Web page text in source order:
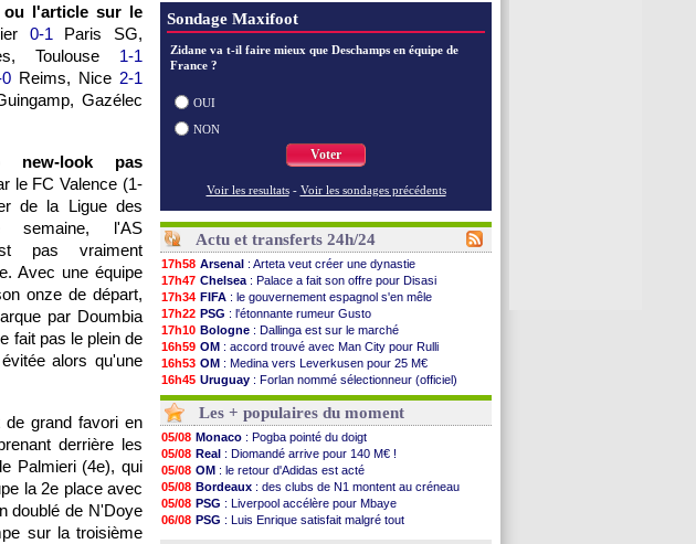
l'article sur le
0-1 Paris SG,
Toulouse 1-1
Reims, Nice 2-1
Gazélec
new-look pas
le FC Valence (1-
de la Ligue des
semaine, l'AS
pas vraiment
Avec une équipe
onze de départ,
par Doumbia
fait pas le plein de
alors qu'une
grand favori en
derrière les
Palmieri (4e), qui
la 2e place avec
doublé de N'Doye
sur la troisième
Sondage Maxifoot
Zidane va t-il faire mieux que Deschamps en équipe de
France ?
OUI
NON
Voter
Voir les resultats - Voir les sondages précédents
Actu et transferts 24h/24
17h58 Arsenal : Arteta veut créer une dynastie
17h47 Chelsea : Palace a fait son offre pour Disasi
17h34 FIFA : le gouvernement espagnol s'en mêle
17h22 PSG : l'étonnante rumeur Gusto
17h10 Bologne : Dallinga est sur le marché
16h59 OM : accord trouvé avec Man City pour Rulli
16h53 OM : Medina vers Leverkusen pour 25 M€
16h45 Uruguay : Forlan nommé sélectionneur (officiel)
16h34 Séville: Juanlu signe à Bournemouth (officiel)
16h21
PSG : Ndjantou heureux d'avoir rejoué
16h04 Real: Diomandé pour 140 M€ ! (officiel)
15h50
Man City : Rodri préfère le Barça au Real !
15h40
Rennes: Aït Boudlal veut rejoindre Fulham
15h18
Aston Villa: Liverpool cible aussi Konsa
15h01
OM: une approche pour Diatta
14h46
Le Havre: Diaw va signer à Lille
14h25
Trabzonspor: Salah a signé ! (officiel)
Les + populaires du moment
05/08 Monaco : Pogba pointé du doigt
05/08 Real : Diomandé arrive pour 140 M€ !
05/08 OM : le retour d'Adidas est acté
05/08 Bordeaux : des clubs de N1 montent au créneau
05/08 PSG : Liverpool accélère pour Mbaye
06/08 PSG : Luis Enrique satisfait malgré tout